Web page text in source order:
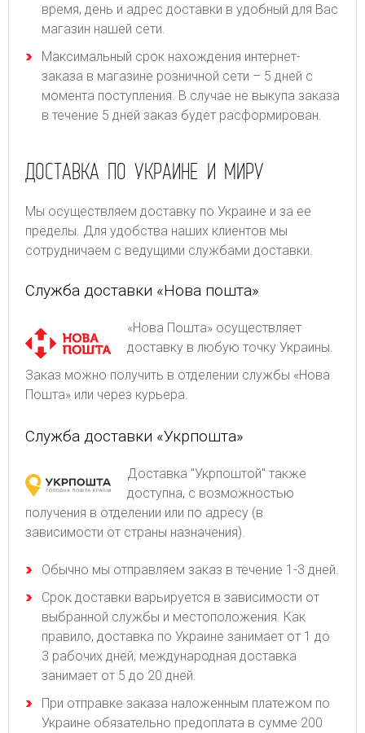
время, день и адрес доставки в удобный для Вас
магазин нашей сети.
Максимальный срок нахождения интернет-
заказа в магазине розничной сети – 5 дней с
момента поступления. В случае не выкупа заказа
в течение 5 дней заказ будет расформирован.
ДОСТАВКА ПО УКРАИНЕ И МИРУ
Мы осуществляем доставку по Украине и за ее
пределы. Для удобства наших клиентов мы
сотрудничаем с ведущими службами доставки.
Служба доставки «Нова пошта»
«Нова Пошта» осуществляет
доставку в любую точку Украины.
Заказ можно получить в отделении службы «Нова
Пошта» или через курьера.
Служба доставки «Укрпошта»
Доставка "Укрпоштой" также
доступна, с возможностью
получения в отделении или по адресу (в
зависимости от страны назначения).
Обычно мы отправляем заказ в течение 1-3 дней.
Срок доставки варьируется в зависимости от
выбранной службы и местоположения. Как
правило, доставка по Украине занимает от 1 до
3 рабочих дней, международная доставка
занимает от 5 до 20 дней.
При отправке заказа наложенным платежом по
Украине обязательно предоплата в сумме 200